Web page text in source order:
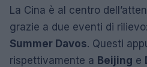
La Cina è al centro
grazie a due eventi di
Summer Davos. Questi
rispettivamente a Beijing e